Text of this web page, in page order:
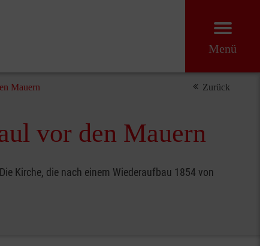
Menü
Mauern Zurück
vor den Mauern
Kirche, die nach einem Wiederaufbau 1854 von